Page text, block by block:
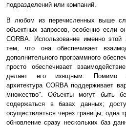
подразделений или компаний.
В любом из перечисленных выше
объектных запросов, особенно если
CORBA. Использование именно этой
тем, что она обеспечивает
дополнительного программного
просто обеспечивает
делает его изящным. Помимо
архитектура CORBA поддерживает
множество". Объекты могут быть
содержаться в базах данных;
осуществляться через границы; одна
обновление сразу нескольких баз